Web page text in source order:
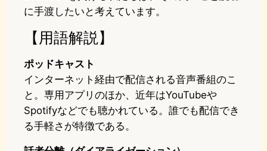
に手渡したいと考えています。
【用語解説】
ポッドキャスト
インターネット経由で配信される音声番組のこ
と。専用アプリのほか、近年はYouTubeや
Spotifyなどでも聴かれている。誰でも配信でき
る手軽さが特徴である。